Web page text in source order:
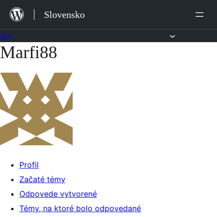
Preskočiť
obsah
Slovensko
Preskočiť
obsah
Marfi88
Profil
Začaté témy
Odpovede vytvorené
Témy, na ktoré bolo odpovedané